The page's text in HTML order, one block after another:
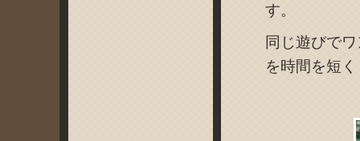
す。
同じ遊びで
を時間を短